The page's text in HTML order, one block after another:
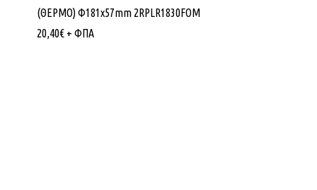
(ΘΕΡΜΟ) Φ181x57mm 2RPLR1830FOM
20,40€ + ΦΠΑ